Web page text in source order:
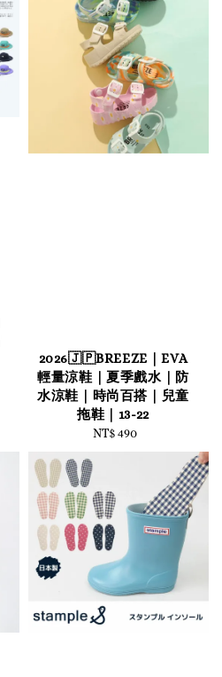
2026🇯🇵BREEZE｜EVA
輕量涼鞋｜夏季戲水｜防
水涼鞋｜時尚百搭｜兒童
拖鞋｜13-22
Regular
NT$ 490